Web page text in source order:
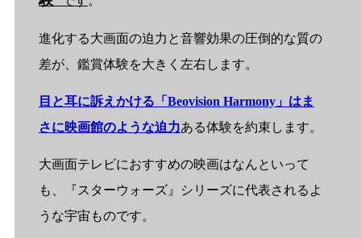
進化する大画面の迫力と音響効果の圧倒的な質の
差が、鑑賞体験を大きく左右します。
目と耳に訴えかける「Beovision Harmony」はま
さに映画館のような迫力ある体験を約束します。
大画面テレビにおすすめの映画はなんといって
も、『スターウォーズ』シリーズに代表されるよ
うな宇宙ものです。